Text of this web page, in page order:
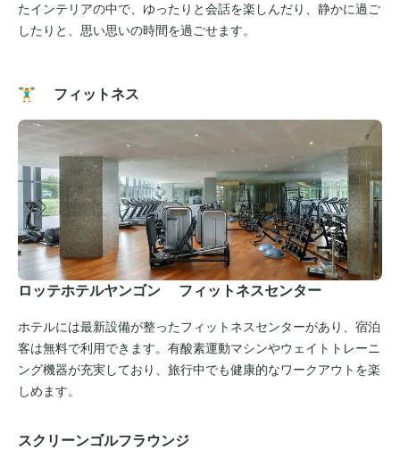
たインテリアの中で、ゆったりと会話を楽しんだり、静かに過ご
したりと、思い思いの時間を過ごせます。
🏋️‍♂️ フィットネス
ロッテホテルヤンゴン フィットネスセンター
ホテルには最新設備が整ったフィットネスセンターがあり、宿泊
客は無料で利用できます。有酸素運動マシンやウェイトトレーニ
ング機器が充実しており、旅行中でも健康的なワークアウトを楽
しめます。
スクリーンゴルフラウンジ